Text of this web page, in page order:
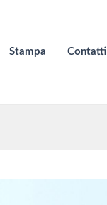
Stampa Contatti